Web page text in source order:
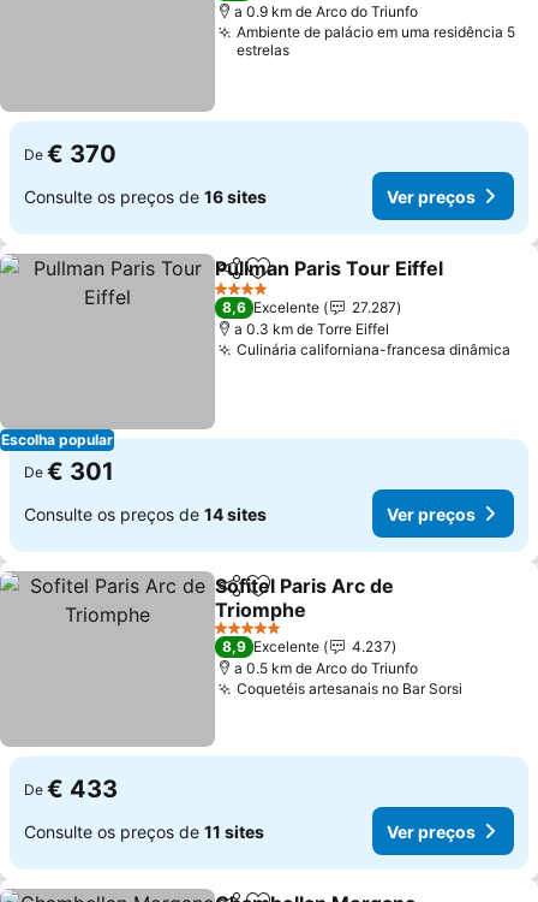
a 0.9 km de Arco do Triunfo
Ambiente de palácio em uma residência 5
estrelas
De € 370
Consulte os preços de 16 sites Ver preços
Escolha popular
PartilharAdicionar aos favoritos
Pullman Paris Tour Eiffel
4 Estrelas
8,6 Excelente
27.287
a 0.3 km de Torre Eiffel
Culinária californiana-francesa dinâmica
De € 301
Consulte os preços de 14 sites Ver preços
PartilharAdicionar aos favoritos
Sofitel Paris Arc de
Triomphe
5 Estrelas
8,9 Excelente
4.237
a 0.5 km de Arco do Triunfo
Coquetéis artesanais no Bar Sorsi
De € 433
Consulte os preços de 11 sites Ver preços